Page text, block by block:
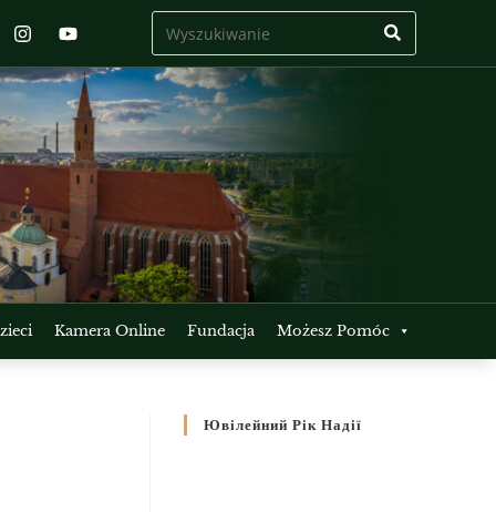
Kamera Online Fundacja Możesz Pomóc
Ювілейний Рік Надії